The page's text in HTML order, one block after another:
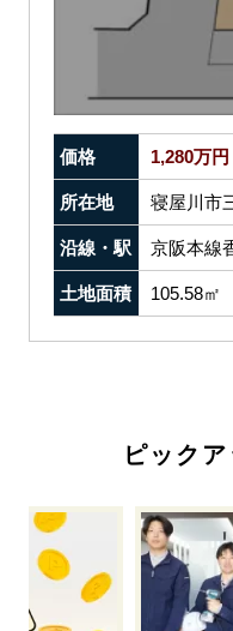
価格 1,280万円
所在地 寝屋川市
沿線・駅 京阪本線
土地面積 105.58㎡
ピック